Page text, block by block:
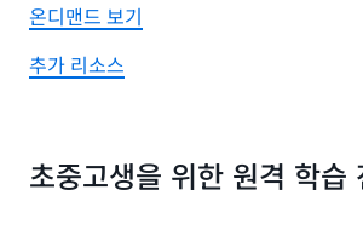
온디맨드 보기
추가 리소스
초중고생을 위한 원격 학습